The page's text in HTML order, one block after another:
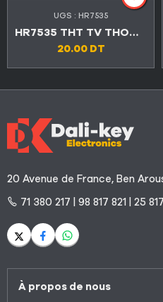
UGS : HR7535
HR7535 THT TV THOMSON TX
20.00 DT
20 Avenue de France, Ben
71 380 217 | 98 817 821 | 25
À propos de nous